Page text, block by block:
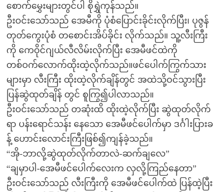
စောက်မွှေးများတွင်ပါ စိုရွှဲကုန်သည်။
ဦးဝင်းသော်သည် အေမီကို ပုံစံပြောင်းခိုင်းလိုက်ပြီး၊ ပုဇွန်
တုတ်ကွေးပုံစံ တစောင်းအိပ်ခိုင်း လိုက်သည်။ သူ့လီးကြီး
ကို ကေဝိုင်ဂျယ်လီလိမ်းလိုက်ပြီး အေမီဖင်ထဲကို
တစ်ဝက်လောက်ထိုးထဲ့လိုက်သည်။ဖင်ပေါက်ကြွက်သား
များမှာ လီးကြီး ထိုးထဲ့လိုက်ချိန်တွင် အထဲသို့ဝင်သွားပြီး
ပြန်ဆွဲထုတ်ချိန် တွင် စူကြွ၍ပါလာသည်။
ဦးဝင်းသော်သည် တဆုံးထိ ထိုးထဲ့လိုက်ပြီး ဆွဲထုတ်လိုက်
ရာ ပန်းရောင်သန်း နေသော အေမီဖင်ပေါက်မှာ ဒင်္ဂါးပြားခ
န့် ဟောင်းလောင်းကြီးဖြစ်၍ကျန်ခဲ့သည်။
“အို-ဘာလို့ဆွဲထုတ်လိုက်တာလဲ-ဆက်ချလေ”
“ချမှာပါ-အေမီဖင်ပေါက်လေးက လှလို့ကြည်နေတာ”
ဦးဝင်းသော်သည် လီးကြီးကို အေမီဖင်ပေါက်ထဲ ပြန်ထဲ့ပြီး